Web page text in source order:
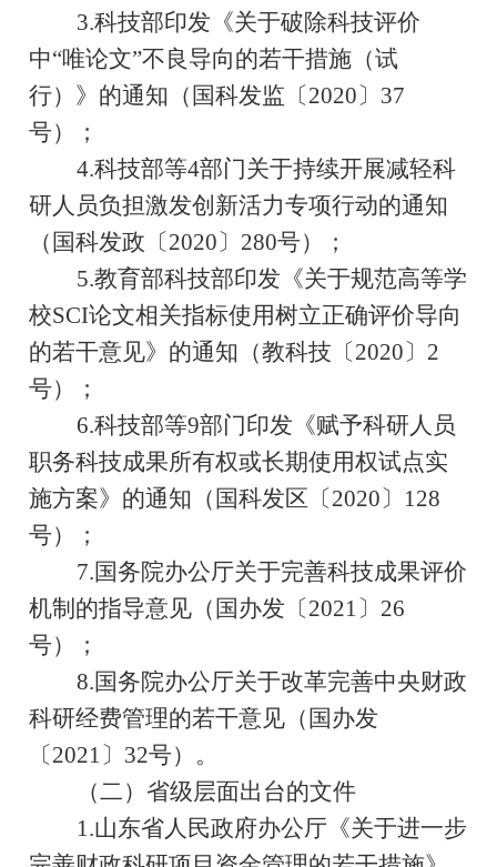
3.科技部印发《关于破除科技评价
中“唯论文”不良导向的若干措施（试
行）》的通知（国科发监〔2020〕 37
号）；
4.科技部等4部门关于持续开展减轻科
研人员负担激发创新活力专项行动的通知
（国科发政〔2020〕 280号）；
5.教育部科技部印发《关于规范高等学
校SCI论文相关指标使用树立正确评价导向
的若干意见》的通知（教科技〔2020〕 2
号）；
6.科技部等9部门印发《赋予科研人员
职务科技成果所有权或长期使用权试点实
施方案》的通知（国科发区〔2020〕 128
号）；
7.国务院办公厅关于完善科技成果评价
机制的指导意见（国办发〔2021〕 26
号）；
8.国务院办公厅关于改革完善中央财政
科研经费管理的若干意见（国办发
〔2021〕 32号）。
（二）省级层面出台的文件
1.山东省人民政府办公厅《关于进一步